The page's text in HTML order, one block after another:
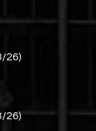
26)
26)